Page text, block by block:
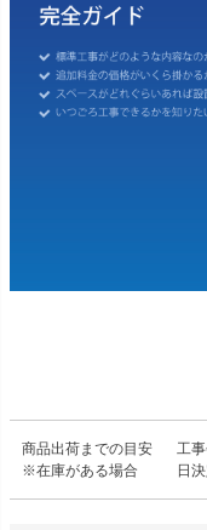
商品出荷までの目安
※在庫がある場合
工
日